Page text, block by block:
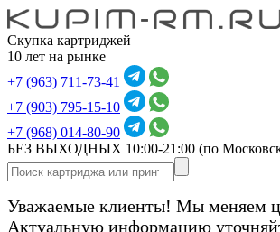
Скупка картриджей
10 лет на рынке
+7 (963) 711-73-41
+7 (903) 795-15-10
+7 (968) 014-80-90
БЕЗ ВЫХОДНЫХ 10:00-21:00 (по
Уважаемые клиенты! Мы меняем
Актуальную информацию